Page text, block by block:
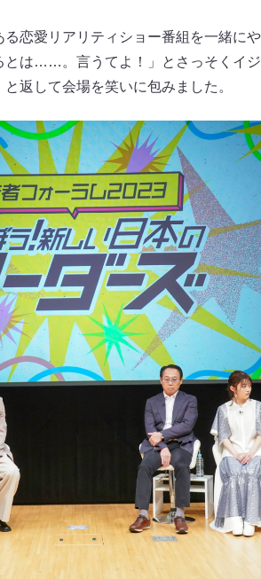
恋愛リアリティショー番組を一緒に
は……。言うてよ！」とさっそくイ
返して会場を笑いに包みました。